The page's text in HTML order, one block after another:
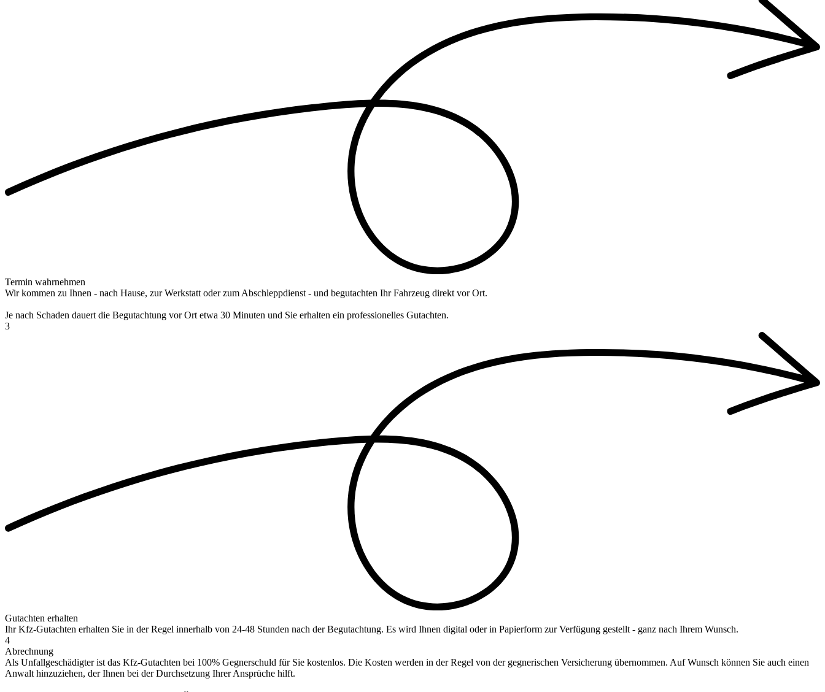
Termin wahrnehmen
Wir kommen zu Ihnen - nach Hause, zur Werkstatt oder zum Abschleppdienst - und begutachten Ihr Fahrzeug direkt vor Ort.
Je nach Schaden dauert die Begutachtung vor Ort etwa 30 Minuten und Sie erhalten ein professionelles Gutachten.
3
Gutachten erhalten
Ihr Kfz-Gutachten erhalten Sie in der Regel innerhalb von 24-48 Stunden nach der Begutachtung. Es wird Ihnen digital oder in Papierform zur Verfügung gestellt - ganz nach Ihrem Wunsch.
4
Abrechnung
Als Unfallgeschädigter ist das Kfz-Gutachten bei 100% Gegnerschuld für Sie kostenlos. Die Kosten werden in der Regel von der gegnerischen Versicherung übernommen. Auf Wunsch können Sie auch einen
Anwalt hinzuziehen, der Ihnen bei der Durchsetzung Ihrer Ansprüche hilft.